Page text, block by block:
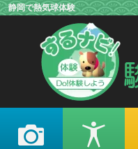
静岡で熱気球体験